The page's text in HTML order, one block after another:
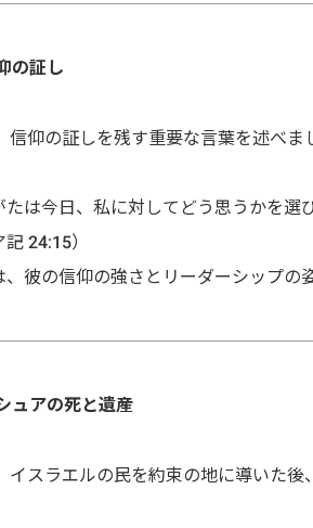
の証し
信仰の証しを残す重要な言葉を述べ
たは今日、私に対してどう思うかを選
24:15）
、彼の信仰の強さとリーダーシップの
ュアの死と遺産
イスラエルの民を約束の地に導いた